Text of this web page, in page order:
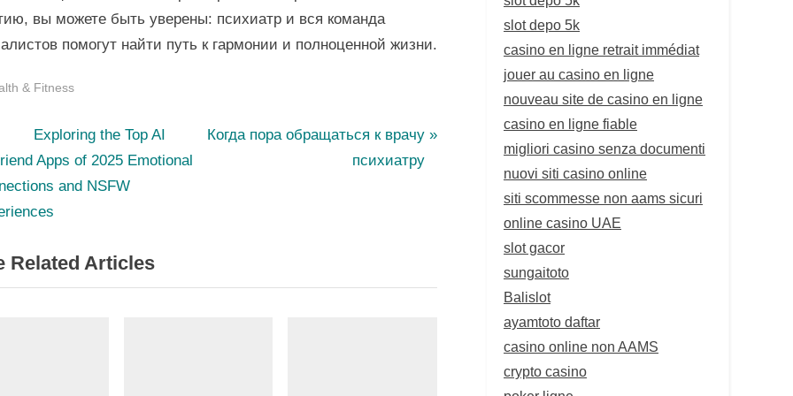
вы можете быть уверены: психиатр и вся команда
помогут найти путь к гармонии и полноценной жизни.
& Fitness
the Top AI
Apps of 2025 Emotional
and NSFW
N
s
Когда пора обращаться к врачу
психиатру
Related Articles
slot depo 5k
casino en ligne retrait immédiat
jouer au casino en ligne
nouveau site de casino en ligne
casino en ligne fiable
migliori casino senza documenti
nuovi siti casino online
siti scommesse non aams sicuri
online casino UAE
slot gacor
sungaitoto
Balislot
ayamtoto daftar
casino online non AAMS
crypto casino